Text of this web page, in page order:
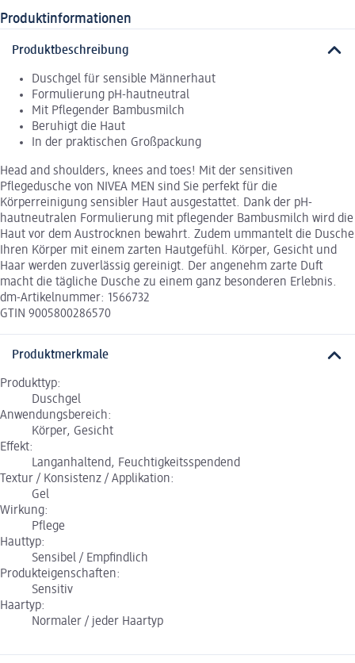
Produktinformationen
Produktbeschreibung
Duschgel für sensible Männerhaut
Formulierung pH-hautneutral
Mit Pflegender Bambusmilch
Beruhigt die Haut
In der praktischen Großpackung
Head and shoulders, knees and toes! Mit der sensitiven
Pflegedusche von NIVEA MEN sind Sie perfekt für die
Körperreinigung sensibler Haut ausgestattet. Dank der pH-
hautneutralen Formulierung mit pflegender Bambusmilch wird die
Haut vor dem Austrocknen bewahrt. Zudem ummantelt die Dusche
Ihren Körper mit einem zarten Hautgefühl. Körper, Gesicht und
Haar werden zuverlässig gereinigt. Der angenehm zarte Duft
macht die tägliche Dusche zu einem ganz besonderen Erlebnis.
dm-Artikelnummer: 1566732
GTIN 9005800286570
Produktmerkmale
Produkttyp:
Duschgel
Anwendungsbereich:
Körper, Gesicht
Effekt:
Langanhaltend, Feuchtigkeitsspendend
Textur / Konsistenz / Applikation:
Gel
Wirkung:
Pflege
Hauttyp:
Sensibel / Empfindlich
Produkteigenschaften:
Sensitiv
Haartyp:
Normaler / jeder Haartyp